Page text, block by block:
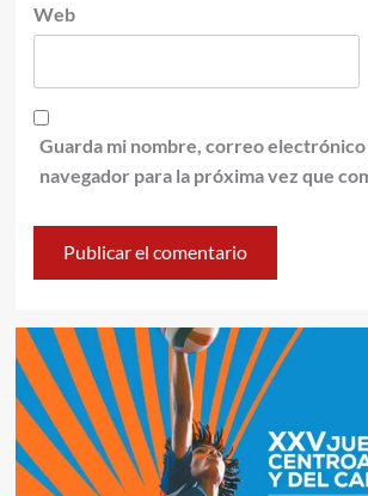
Web
Guarda mi nombre, correo
navegador para la próxima vez que